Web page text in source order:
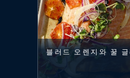
블러드 오렌지와 꿀